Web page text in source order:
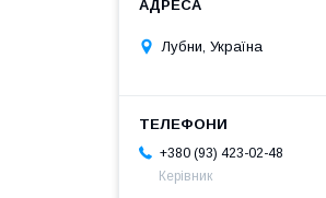
Лубни, Україна
+380 (93) 423-02-48
Керівник